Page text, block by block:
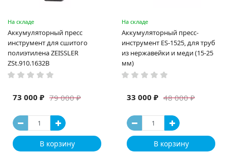
На складе
Аккумуляторный пресс
инструмент для сшитого
полиэтилена ZEISSLER
ZSt.910.1632B
79 000 ₽
73 000 ₽
В корзину
На складе
Аккумуляторный пресс-
инструмент ES-1525, для труб
из нержавейки и меди (15-25
мм)
48 000 ₽
33 000 ₽
В корзину